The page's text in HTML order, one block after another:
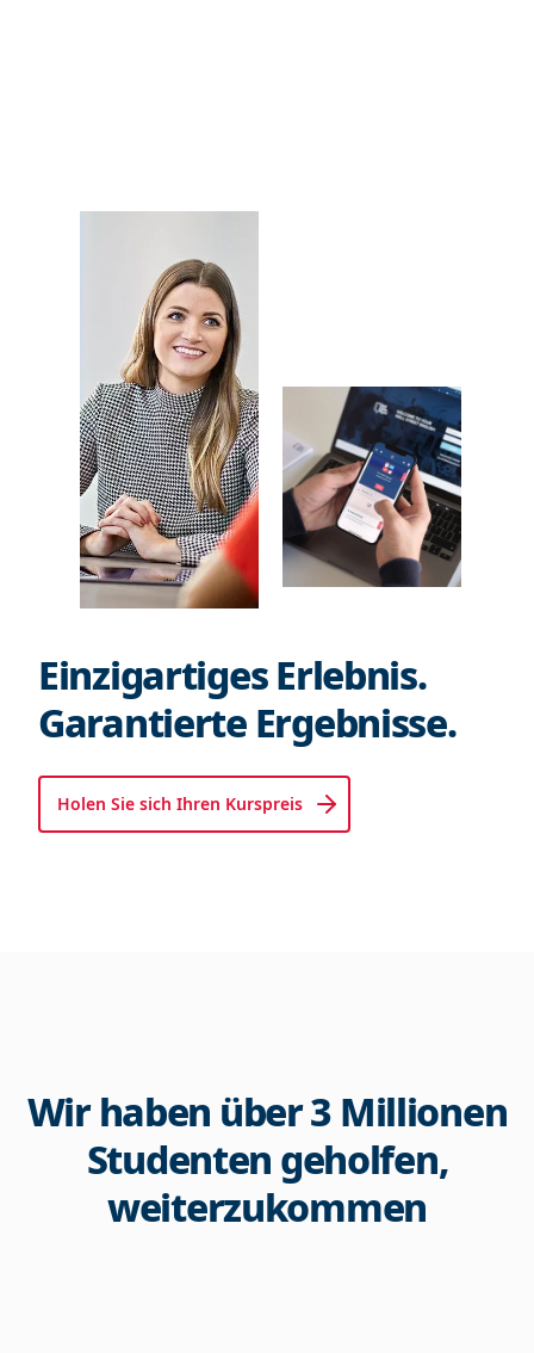
Einzigartiges Erlebnis.
Garantierte Ergebnisse.
Holen Sie sich Ihren Kurspreis
Wir haben über 3 Millionen
Studenten geholfen,
weiterzukommen